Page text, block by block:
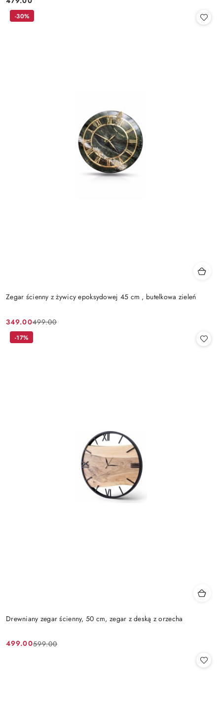
Cena:
Zegar ścienny z żywicy epoksydowej 45 cm , butelkowa zieleń
Cena
promocyjna:
349.00
Cena
przed
499.00
-30%
Drewniany zegar ścienny, 50 cm, zegar z deską z orzecha
Cena
499.00
Cena
599.00
-17%